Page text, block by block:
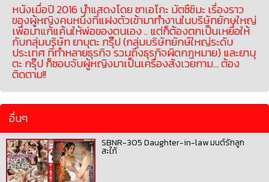
หนังเมื่อปี 2016 นำแสดงโดย ซาเอโกะ มัตซึชิมะ เรื่องราว
ของผู้หญิงคนหนึ่งที่แฝงตัวเข้ามาทำงานในบริษัทยักษใหญ่
เพื่อมาแก้แค้นให้พ่อของตนเอง .. แต่ก็ต้องตกเป็นเหยื่อให้
กับกลุ่มบริษัท ยาบุตะ กรุ๊ป (กลุ่มบริษัทยักษ์ใหญ่ระดับ
ประเทศ ที่ทำหลายธุรกิจ รวมถึงธุรกิจผิดกฎหมาย) และยาบุ
ตะ กรุ๊ป ก็ชอบจับผู้หญิงมาเป็นเครื่องสังเวยกาม… ต้อง
ติดตาม!!
อื่นๆ
SBNR-305 Daughter-in-law มนต์รักลูก
สะใภ้